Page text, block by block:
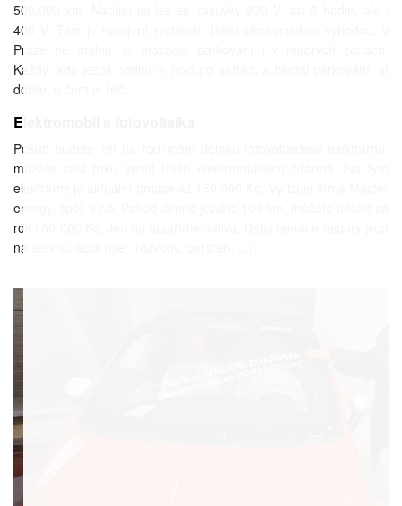
500.000 km. Nabíjet jej lze ze zásuvky 230 V, asi 6 hodin, ale i
400 V. Tam je nabíjení rychlejší. Další ekonomickou výhodou, v
Praze ne malou, je možnost parkování i v modrých zónách.
Každý, kdo jezdil hodinu v noci po sídlišti, a hledal parkování, ví
dobře, o čem je řeč.
Elektromobil a fotovoltaika
Pokud budete mít na rodinném domku fotovoltaickou elektrárnu,
můžete část roku jezdit tímto elektromobilem zdarma. Na tyto
elektrárny je aktuální dotace až 150.000 Kč. Vyřizuje firma Master
energy, spol. s r.o. Pokud denně jezdíte 100 km, můžete ušetřit za
rok i 60 000 Kč. Jen na spotřebě paliva. Další nemalé úspory jsou
na servisu auta (olej, rozvody, pojištění ...).